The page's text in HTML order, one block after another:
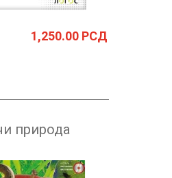
1,250.00РСД
природа